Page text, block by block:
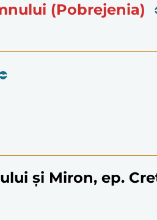
(Pobrejenia)
și Miron, ep.